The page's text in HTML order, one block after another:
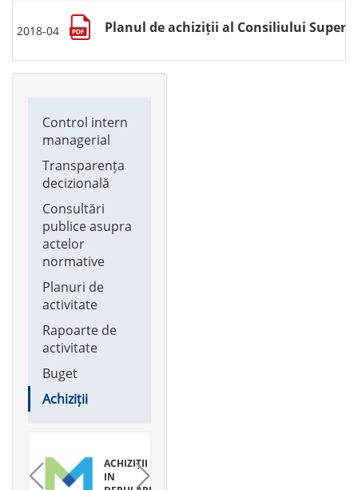
2018-04 Planul de achiziții al Consiliului
navigation
Control intern
managerial
Transparența
decizională
Consultări
publice asupra
actelor
normative
Planuri de
activitate
Rapoarte de
activitate
Buget
Achiziții
ACHIZIȚII
IN